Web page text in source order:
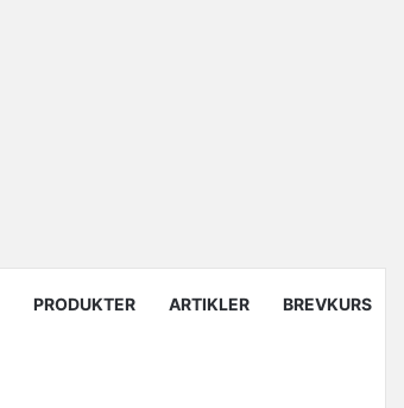
PRODUKTER ARTIKLER BREVKURS